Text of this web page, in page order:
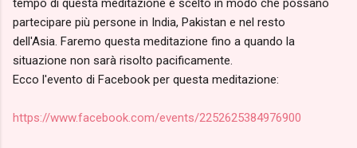
tempo di questa meditazione è scelto in modo che possano
partecipare più persone in India, Pakistan e nel resto
dell'Asia. Faremo questa meditazione fino a quando la
situazione non sarà risolto pacificamente.
Ecco l'evento di Facebook per questa meditazione:
https://www.facebook.com/events/2252625384976900